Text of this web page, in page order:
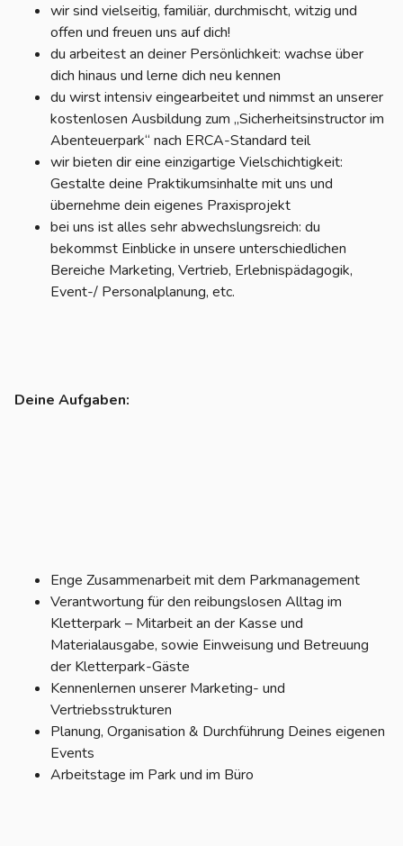
wir sind vielseitig, familiär, durchmischt, witzig und
offen und freuen uns auf dich!
du arbeitest an deiner Persönlichkeit: wachse über
dich hinaus und lerne dich neu kennen
du wirst intensiv eingearbeitet und nimmst an unserer
kostenlosen Ausbildung zum „Sicherheitsinstructor im
Abenteuerpark“ nach ERCA-Standard teil
wir bieten dir eine einzigartige Vielschichtigkeit:
Gestalte deine Praktikumsinhalte mit uns und
übernehme dein eigenes Praxisprojekt
bei uns ist alles sehr abwechslungsreich: du
bekommst Einblicke in unsere unterschiedlichen
Bereiche Marketing, Vertrieb, Erlebnispädagogik,
Event-/ Personalplanung, etc.
Deine Aufgaben:
Enge Zusammenarbeit mit dem Parkmanagement
Verantwortung für den reibungslosen Alltag im
Kletterpark – Mitarbeit an der Kasse und
Materialausgabe, sowie Einweisung und Betreuung
der Kletterpark-Gäste
Kennenlernen unserer Marketing- und
Vertriebsstrukturen
Planung, Organisation & Durchführung Deines eigenen
Events
Arbeitstage im Park und im Büro